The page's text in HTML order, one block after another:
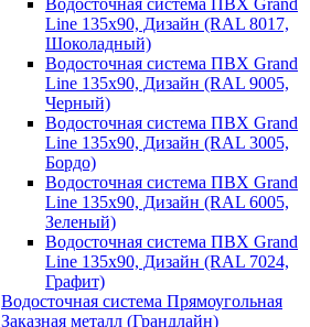
Line 135х90, Дизайн (RAL 8017,
Шоколадный)
Водосточная система ПВХ Grand
Line 135х90, Дизайн (RAL 9005,
Черный)
Водосточная система ПВХ Grand
Line 135х90, Дизайн (RAL 3005,
Бордо)
Водосточная система ПВХ Grand
Line 135х90, Дизайн (RAL 6005,
Зеленый)
Водосточная система ПВХ Grand
Line 135х90, Дизайн (RAL 7024,
Графит)
Водосточная система Прямоугольная
Заказная металл (Грандлайн)